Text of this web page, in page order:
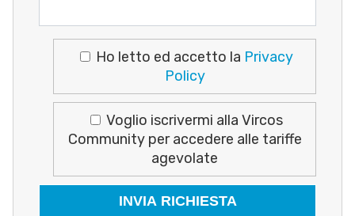
Ho letto ed accetto la Privacy
Policy
Voglio iscrivermi alla Vircos
Community per accedere alle tariffe
agevolate
Si prega di lasciare vuoto questo campo.